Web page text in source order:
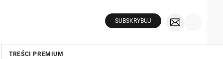
SUBSKRYBUJ
TREŚCI PREMIUM